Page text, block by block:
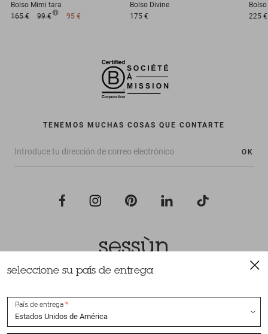
Bolso Mimi tara
165 €
99 € 95 €
Bolso Divine
175 €
Bolso
225 €
TENEMOS MUCHAS COSAS QUE CONTARTE
OK
Todos los derechos reservados Sessùn 2022
seleccione su país de entrega
País de entrega